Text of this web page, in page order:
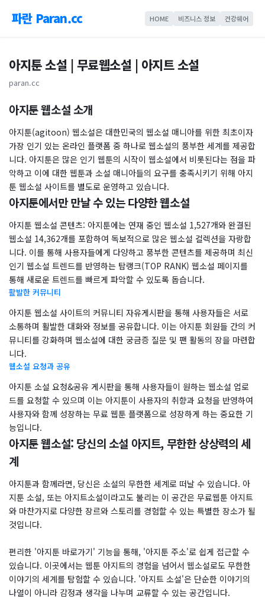
파란 Paran.cc HOME 비즈니스 정보 건강쉐어
아지툰 소설 | 무료웹소설 | 아지트 소설
paran.cc
아지툰 웹소설 소개
아지툰(agitoon) 웹소설은 대한민국의 웹소설 매니아를 위한 최초이자
가장 인기 있는 온라인 플랫폼 중 하나로 웹소설의 풍부한 세계를 제공합
니다. 아지툰은 많은 인기 웹툰의 시작이 웹소설에서 비롯된다는 점을 파
악하고 이에 대한 웹툰과 소설 매니아들의 요구를 충족시키기 위해 아지
툰 웹소설 사이트를 별도로 운영하고 있습니다.
아지툰에서만 만날 수 있는 다양한 웹소설
아지툰 웹소설 콘텐츠: 아지툰에는 연재 중인 웹소설 1,527개와 완결된
웹소설 14,362개를 포함하여 독보적으로 많은 웹소설 컬렉션을 자랑합
니다. 이를 통해 사용자들에게 다양하고 풍부한 콘텐츠를 제공하며 최신
인기 웹소설 트렌드를 반영하는 탑랭크(TOP RANK) 웹소설 페이지를
통해 새로운 트렌드를 빠르게 파악할 수 있도록 돕습니다.
활발한 커뮤니티
아지툰 웹소설 사이트의 커뮤니티 자유게시판을 통해 사용자들은 서로
소통하며 활발한 대화와 정보를 공유합니다. 이는 아지툰 회원들 간의 커
뮤니티를 강화하며 웹소설에 대한 궁금증 질문 및 팬 활동의 장을 마련합
니다.
웹소설 요청과 공유
아지툰 소설 요청&공유 게시판을 통해 사용자들이 원하는 웹소설 업로
드를 요청할 수 있으며 이는 아지툰이 사용자의 취향과 요청을 반영하여
사용자와 함께 성장하는 무료 웹툰 플랫폼으로 성장하게 하는 중요한 기
능입니다.
아지툰 웹소설: 당신의 소설 아지트, 무한한 상상력의 세
계
아지툰과 함께라면, 당신은 소설의 무한한 세계로 떠날 수 있습니다. 아
지툰 소설, 또는 아지트소설이라고도 불리는 이 공간은 무료웹툰 아지트
와 마찬가지로 다양한 장르와 스토리를 경험할 수 있는 특별한 장소가 될
것입니다.
편리한 '아지툰 바로가기' 기능을 통해, '아지툰 주소'로 쉽게 접근할 수
있습니다. 이곳에서는 웹툰 아지트의 경험을 넘어서 웹소설로도 무한한
이야기의 세계를 탐험할 수 있습니다. '아지트 소설'은 단순한 이야기의
나열이 아니라 감정과 생각을 나누며 교류할 수 있는 공간입니다.